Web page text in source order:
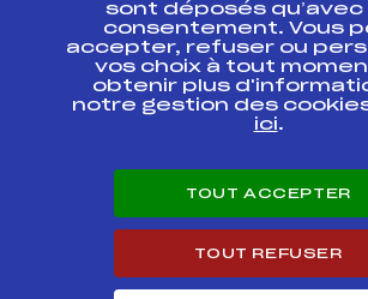
Antidopage
Pôle Développement,
Scientifique
Listes ministérielles
Pôle vie de l’athlète
Enseignement professionnel
Carrières
sont déposés
consentement. Vous
accepter, refuser ou
vos choix à tout
obtenir plus
notre gestion des
ici.
TOUT ACCEPTER
TOUT REFUSER